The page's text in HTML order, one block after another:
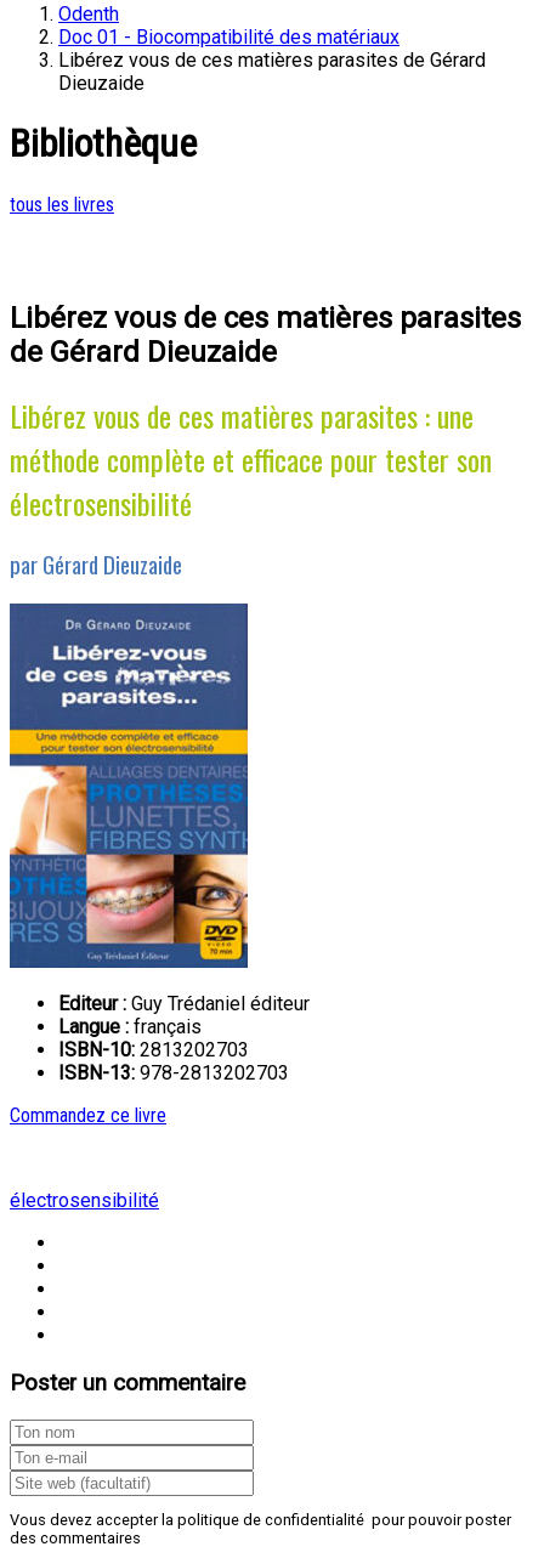
Odenth
Doc 01 - Biocompatibilité des matériaux
Libérez vous de ces matières parasites de Gérard
Dieuzaide
Bibliothèque
tous les livres
Libérez vous de ces matières parasites
de Gérard Dieuzaide
Libérez vous de ces matières parasites : une
méthode complète et efficace pour tester son
électrosensibilité
par Gérard Dieuzaide
Editeur : Guy Trédaniel éditeur
Langue : français
ISBN-10: 2813202703
ISBN-13: 978-2813202703
Commandez ce livre
électrosensibilité
Poster un commentaire
Vous devez accepter la politique de confidentialité pour pouvoir poster
des commentaires